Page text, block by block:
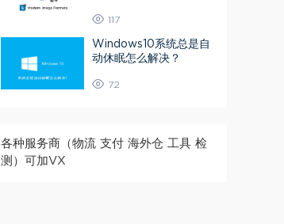
VIF或Webp
117
Windows10系统总是自
动休眠怎么解决？
72
各种服务商（物流 支付 海外仓 工具 检
测）可加VX